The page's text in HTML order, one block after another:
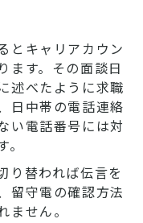
とキャリアカウン
ます。その面談日
述べたように求職
日中帯の電話連絡
い電話番号には対
り替われば伝言を
留守電の確認方法
せん。